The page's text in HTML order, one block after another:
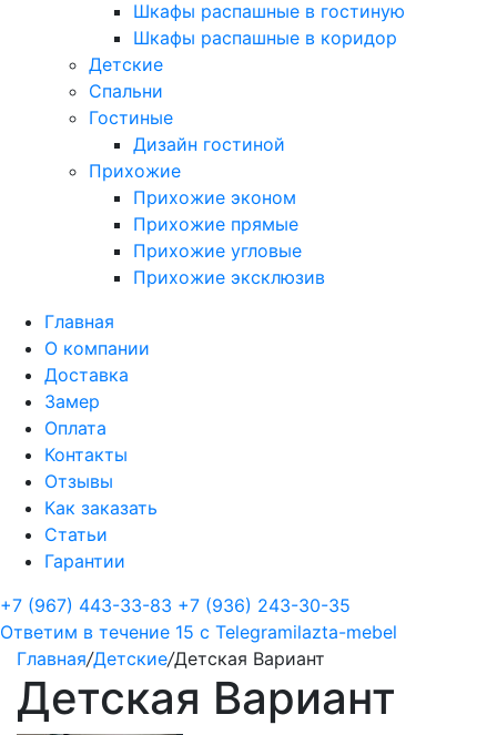
Шкафы распашные в гостиную
Шкафы распашные в коридор
Детские
Спальни
Гостиные
Дизайн гостиной
Прихожие
Прихожие эконом
Прихожие прямые
Прихожие угловые
Прихожие эксклюзив
Главная
О компании
Доставка
Замер
Оплата
Контакты
Отзывы
Как заказать
Статьи
Гарантии
+7 (967) 443-33-83 +7 (936) 243-30-35
Ответим в течение 15 с Telegramilazta-mebel
Главная/Детские/Детская Вариант
Детская Вариант